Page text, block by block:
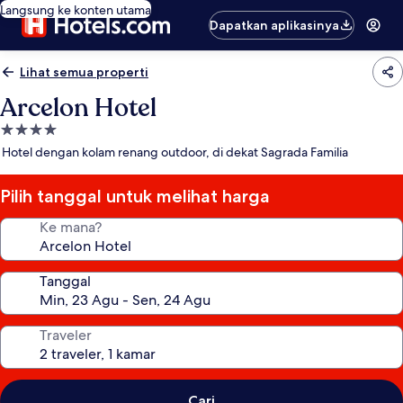
Langsung ke konten utama
Dapatkan aplikasinya
Lihat semua properti
Arcelon Hotel
Properti
bintang
Hotel dengan kolam renang outdoor, di dekat Sagrada Familia
Pilih tanggal untuk melihat harga
Ke mana?
Tanggal
Traveler